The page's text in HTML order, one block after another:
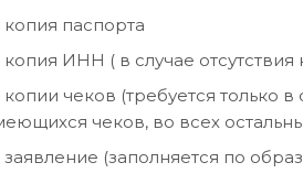
копия паспорта
копия ИНН ( в случае
копии чеков (требуется только
чеков, во всех
заявление (заполняется по